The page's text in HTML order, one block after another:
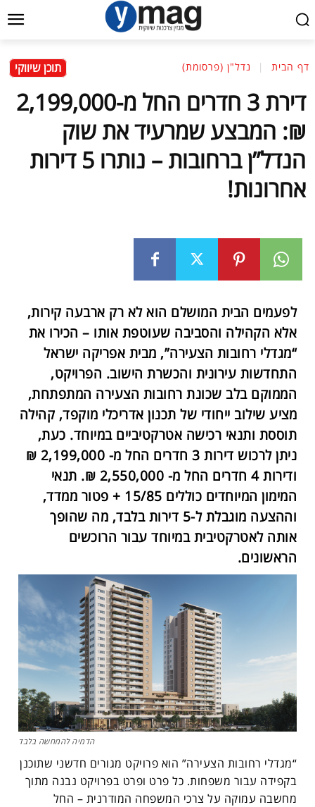
דף הבית נדל"ן (פרסומת) תוכן שיווקי
דירת 3 חדרים החל מ-2,199,000
₪: המבצע שמרעיד את שוק
הנדל”ן ברחובות – נותרו 5 דירות
אחרונות!
לפעמים הבית המושלם הוא לא רק ארבעה קירות,
אלא הקהילה והסביבה שעוטפת אותו – הכירו את
“מגדלי רחובות הצעירה”, מבית אפריקה ישראל
התחדשות עירונית והכשרת הישוב. הפרויקט,
הממוקם בלב שכונת רחובות הצעירה המתפתחת,
מציע שילוב ייחודי של תכנון אדריכלי מוקפד, קהילה
תוססת ותנאי רכישה אטרקטיביים במיוחד. כעת,
ניתן לרכוש דירות 3 חדרים החל מ- 2,199,000 ₪
ודירות 4 חדרים החל מ- 2,550,000 ₪. תנאי
המימון המיוחדים כוללים 15/85 + פטור ממדד,
וההצעה מוגבלת ל-5 דירות בלבד, מה שהופך
אותה לאטרקטיבית במיוחד עבור הרוכשים
הראשונים.
הדמיה להמחשה בלבד
“מגדלי רחובות הצעירה” הוא פרויקט מגורים חדשני שתוכנן
בקפידה עבור משפחות. כל פרט ופרט בפרויקט נבנה מתוך
מחשבה עמוקה על צרכי המשפחה המודרנית – החל